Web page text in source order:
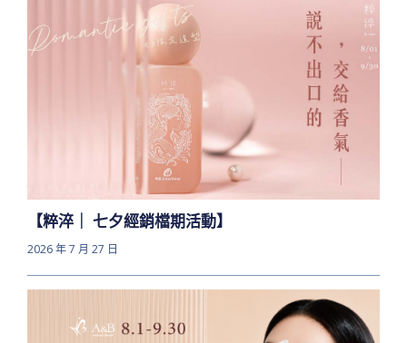
【粹淬｜ 七夕經銷檔期活動】
2026 年 7 月 27 日